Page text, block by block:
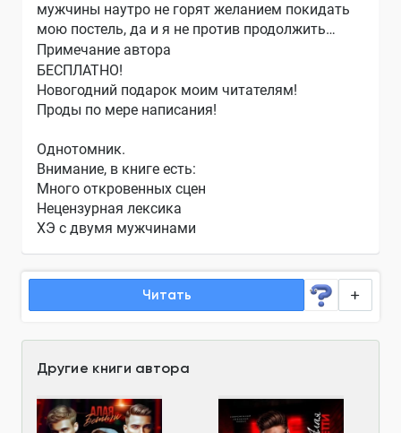
мужчины наутро не горят желанием покидать
мою постель, да и я не против продолжить…
Примечание автора
БЕСПЛАТНО!
Новогодний подарок моим читателям!
Проды по мере написания!
Однотомник.
Внимание, в книге есть:
Много откровенных сцен
Нецензурная лексика
ХЭ с двумя мужчинами
Читать
Другие книги автора